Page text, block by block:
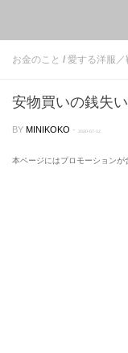
お金のこと / 愛する洋服／
安物買いの銭失
BY MINIKOKO · 2020-07-12
本ページにはプロモーションが